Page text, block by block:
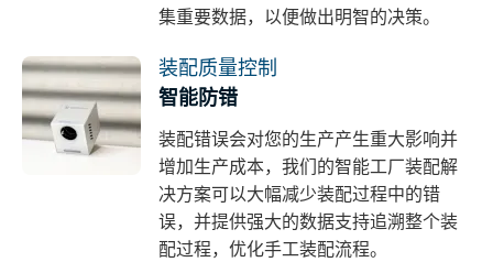
集重要数据，以便做出明智的决策。
装配质量控制
智能防错
装配错误会对您的生产产生重大影响并
增加生产成本，我们的智能工厂装配解
决方案可以大幅减少装配过程中的错
误，并提供强大的数据支持追溯整个装
配过程，优化手工装配流程。